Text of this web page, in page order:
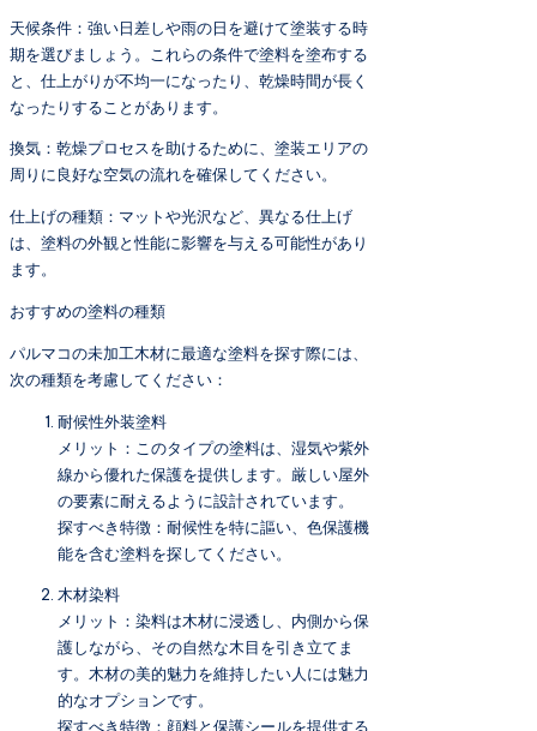
天候条件：強い日差しや雨の日を避けて塗装する時
期を選びましょう。これらの条件で塗料を塗布する
と、仕上がりが不均一になったり、乾燥時間が長く
なったりすることがあります。
換気：乾燥プロセスを助けるために、塗装エリアの
周りに良好な空気の流れを確保してください。
仕上げの種類：マットや光沢など、異なる仕上げ
は、塗料の外観と性能に影響を与える可能性があり
ます。
おすすめの塗料の種類
パルマコの未加工木材に最適な塗料を探す際には、
次の種類を考慮してください：
耐候性外装塗料
メリット：このタイプの塗料は、湿気や紫外
線から優れた保護を提供します。厳しい屋外
の要素に耐えるように設計されています。
探すべき特徴：耐候性を特に謳い、色保護機
能を含む塗料を探してください。
木材染料
メリット：染料は木材に浸透し、内側から保
護しながら、その自然な木目を引き立てま
す。木材の美的魅力を維持したい人には魅力
的なオプションです。
探すべき特徴：顔料と保護シールを提供する